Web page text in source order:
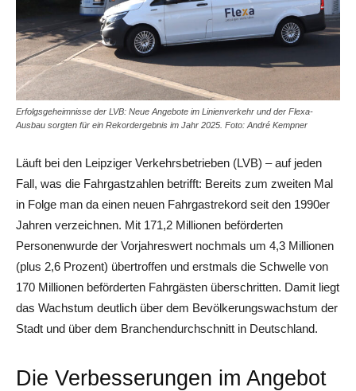
Erfolgsgeheimnisse der LVB: Neue Angebote im Linienverkehr und der Flexa-
Ausbau sorgten für ein Rekordergebnis im Jahr 2025. Foto: André Kempner
Läuft bei den Leipziger Verkehrsbetrieben (LVB) – auf jeden
Fall, was die Fahrgastzahlen betrifft: Bereits zum zweiten Mal
in Folge man da einen neuen Fahrgastrekord seit den 1990er
Jahren verzeichnen. Mit 171,2 Millionen beförderten
Personenwurde der Vorjahreswert nochmals um 4,3 Millionen
(plus 2,6 Prozent) übertroffen und erstmals die Schwelle von
170 Millionen beförderten Fahrgästen überschritten. Damit liegt
das Wachstum deutlich über dem Bevölkerungswachstum der
Stadt und über dem Branchendurchschnitt in Deutschland.
Die Verbesserungen im Angebot